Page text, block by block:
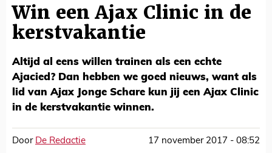
Win een Ajax Clinic in de
kerstvakantie
Altijd al eens willen trainen als een echte
Ajacied? Dan hebben we goed nieuws, want als
lid van Ajax Jonge Schare kun jij een Ajax Clinic
in de kerstvakantie winnen.
Door De Redactie 17 november 2017 - 08:52